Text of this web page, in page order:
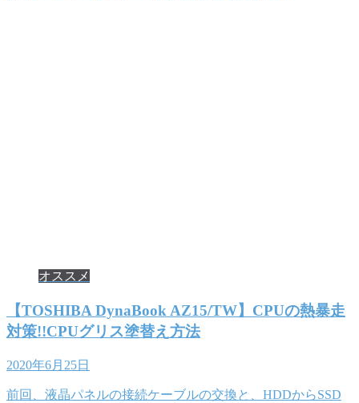
オススメ
【TOSHIBA DynaBook AZ15/TW】CPUの熱暴走
対策!!CPUグリス塗替え方法
2020年6月25日
前回、液晶パネルの接続ケーブルの交換と、HDDからSSD